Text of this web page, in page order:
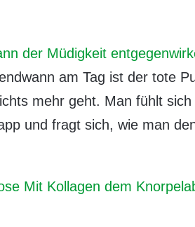
der Müdigkeit
am Tag ist der tote
mehr geht. Man fühlt sich
und fragt sich, wie man
Mit Kollagen dem